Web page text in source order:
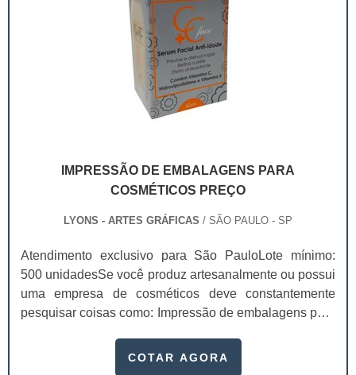
IMPRESSÃO DE EMBALAGENS PARA
COSMÉTICOS PREÇO
LYONS - ARTES GRÁFICAS / SÃO PAULO - SP
Atendimento exclusivo para São PauloLote mínimo:
500 unidadesSe você produz artesanalmente ou possui
uma empresa de cosméticos deve constantemente
pesquisar coisas como: Impressão de embalagens para
um investimento necessário para quem está no
COTAR AGORA